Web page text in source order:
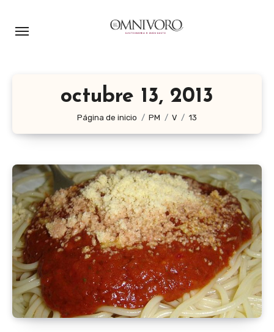
octubre 13, 2013
Página de inicio PM V 13